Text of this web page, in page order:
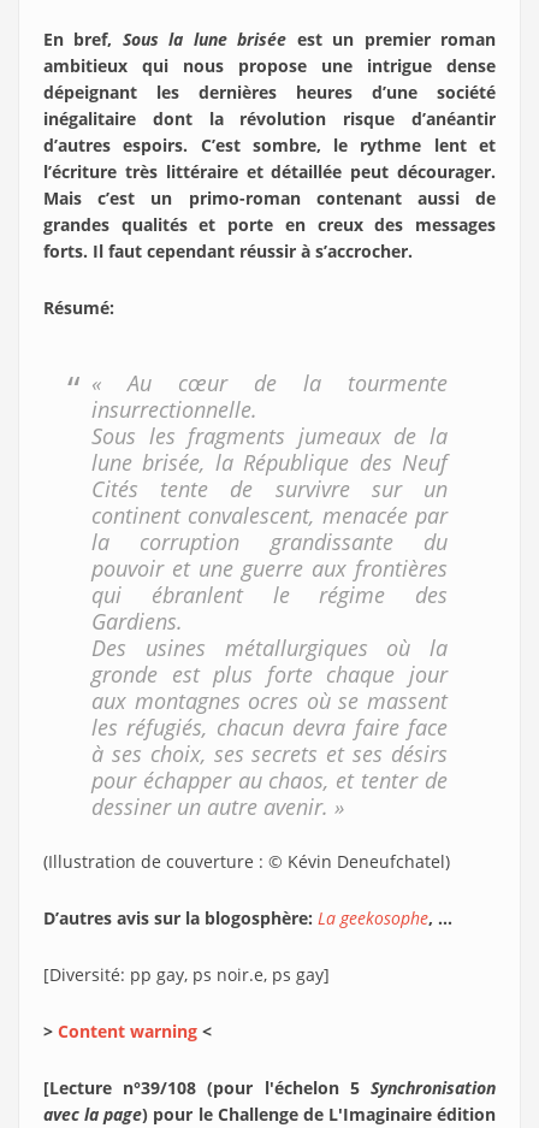
En bref, Sous la lune brisée est un premier roman
ambitieux qui nous propose une intrigue dense
dépeignant les dernières heures d’une société
inégalitaire dont la révolution risque d’anéantir
d’autres espoirs. C’est sombre, le rythme lent et
l’écriture très littéraire et détaillée peut décourager.
Mais c’est un primo-roman contenant aussi de
grandes qualités et porte en creux des messages
forts. Il faut cependant réussir à s’accrocher.
Résumé:
« Au cœur de la tourmente
insurrectionnelle.
Sous les fragments jumeaux de la
lune brisée, la République des Neuf
Cités tente de survivre sur un
continent convalescent, menacée par
la corruption grandissante du
pouvoir et une guerre aux frontières
qui ébranlent le régime des
Gardiens.
Des usines métallurgiques où la
gronde est plus forte chaque jour
aux montagnes ocres où se massent
les réfugiés, chacun devra faire face
à ses choix, ses secrets et ses désirs
pour échapper au chaos, et tenter de
dessiner un autre avenir. »
(Illustration de couverture : © Kévin Deneufchatel)
D’autres avis sur la blogosphère: La geekosophe, ...
[Diversité: pp gay, ps noir.e, ps gay]
> Content warning <
[Lecture n°39/108 (pour l'échelon 5 Synchronisation
avec la page) pour le Challenge de L'Imaginaire édition